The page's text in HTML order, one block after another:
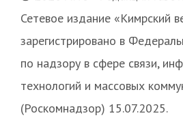
Сетевое издание «Кимрский
зарегистрировано в
по надзору в сфере связи,
технологий и массовых
(Роскомнадзор) 15.07.2025.